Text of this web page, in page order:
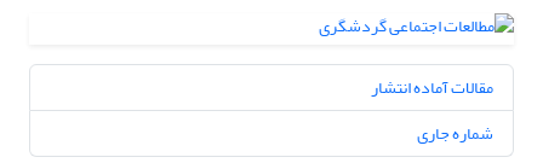
مقالات آماده انتشار
شماره جاری